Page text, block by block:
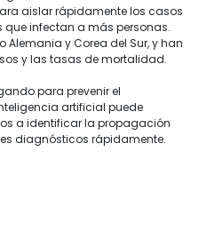
aislar rápidamente los casos
que infectan a más personas.
y Corea del Sur, y han
y las tasas de mortalidad.
para prevenir el
artificial puede
a identificar la propagación
diagnósticos rápidamente.